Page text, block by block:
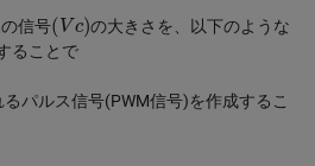
信号(Vc )の大きさを、以下のような
ることで
パルス信号(PWM信号)を作成するこ